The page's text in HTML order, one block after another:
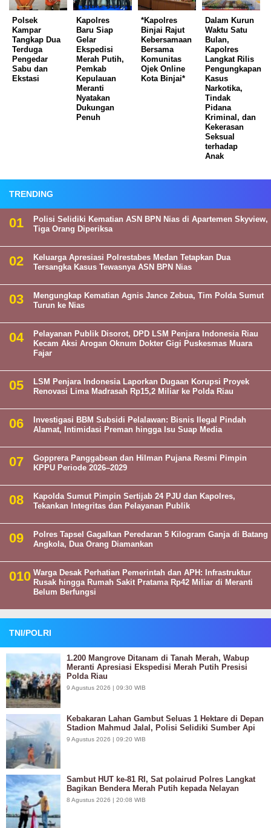
Polsek
Kampar
Tangkap Dua
Terduga
Pengedar
Sabu dan
Ekstasi
Kapolres
Baru Siap
Gelar
Ekspedisi
Merah Putih,
Pemkab
Kepulauan
Meranti
Nyatakan
Dukungan
Penuh
*Kapolres
Binjai Rajut
Kebersamaan
Bersama
Komunitas
Ojek Online
Kota Binjai*
Dalam Kurun
Waktu Satu
Bulan,
Kapolres
Langkat Rilis
Pengungkapan
Kasus
Narkotika,
Tindak
Pidana
Kriminal, dan
Kekerasan
Seksual
terhadap
Anak
TRENDING
Polisi Selidiki Kematian ASN BPN Nias di Apartemen Skyview,
Tiga Orang Diperiksa
Keluarga Apresiasi Polrestabes Medan Tetapkan Dua
Tersangka Kasus Tewasnya ASN BPN Nias
Mengungkap Kematian Agnis Jance Zebua, Tim Polda Sumut
Turun ke Nias
Pelayanan Publik Disorot, DPD LSM Penjara Indonesia Riau
Kecam Aksi Arogan Oknum Dokter Gigi Puskesmas Muara
Fajar
LSM Penjara Indonesia Laporkan Dugaan Korupsi Proyek
Renovasi Lima Madrasah Rp15,2 Miliar ke Polda Riau
Investigasi BBM Subsidi Pelalawan: Bisnis Ilegal Pindah
Alamat, Intimidasi Preman hingga Isu Suap Media
Gopprera Panggabean dan Hilman Pujana Resmi Pimpin
KPPU Periode 2026–2029
Kapolda Sumut Pimpin Sertijab 24 PJU dan Kapolres,
Tekankan Integritas dan Pelayanan Publik
Polres Tapsel Gagalkan Peredaran 5 Kilogram Ganja di Batang
Angkola, Dua Orang Diamankan
Warga Desak Perhatian Pemerintah dan APH: Infrastruktur
Rusak hingga Rumah Sakit Pratama Rp42 Miliar di Meranti
Belum Berfungsi
TNI/POLRI
1.200 Mangrove Ditanam di Tanah Merah, Wabup
Meranti Apresiasi Ekspedisi Merah Putih Presisi
Polda Riau
9 Agustus 2026 | 09:30 WIB
Kebakaran Lahan Gambut Seluas 1 Hektare di Depan
Stadion Mahmud Jalal, Polisi Selidiki Sumber Api
9 Agustus 2026 | 09:20 WIB
Sambut HUT ke-81 RI, Sat polairud Polres Langkat
Bagikan Bendera Merah Putih kepada Nelayan
8 Agustus 2026 | 20:08 WIB